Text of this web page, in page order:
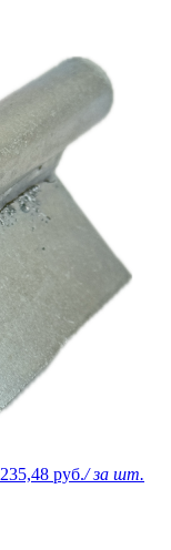
235,48 руб./ за шт.